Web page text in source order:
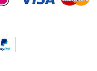
aantal